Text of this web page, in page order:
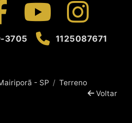
3705 1125087671
- SP
Terreno
Voltar